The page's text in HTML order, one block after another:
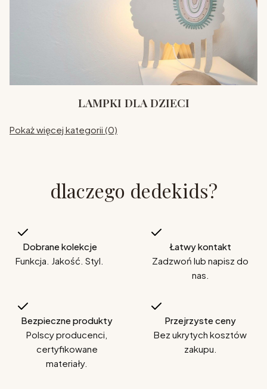
LAMPKI DLA DZIECI
Pokaż więcej kategorii (0)
dlaczego dedekids?
Dobrane kolekcje
Funkcja. Jakość. Styl.
Łatwy kontakt
Zadzwoń lub napisz do
nas.
Bezpieczne produkty
Polscy producenci,
certyfikowane
materiały.
Przejrzyste ceny
Bez ukrytych kosztów
zakupu.